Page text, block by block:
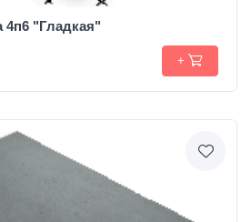
4п6 "Гладкая"
+